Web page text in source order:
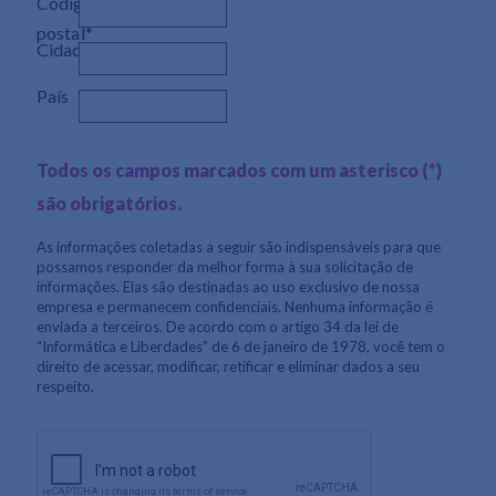
postal*
Cidade*
País
Todos os campos marcados com um asterisco (*)
são obrigatórios.
As informações coletadas a seguir são indispensáveis para que
possamos responder da melhor forma à sua solicitação de
informações. Elas são destinadas ao uso exclusivo de nossa
empresa e permanecem confidenciais. Nenhuma informação é
enviada a terceiros. De acordo com o artigo 34 da lei de
“Informática e Liberdades” de 6 de janeiro de 1978, você tem o
direito de acessar, modificar, retificar e eliminar dados a seu
respeito.